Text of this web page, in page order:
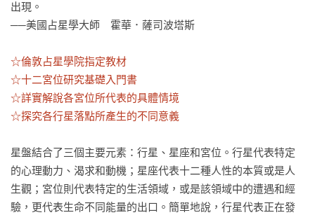
出現。
──美國占星學大師　霍華．薩司波塔斯
☆倫敦占星學院指定教材
☆十二宮位研究基礎入門書
☆詳實解說各宮位所代表的具體情境
☆探究各行星落點所產生的不同意義
星盤結合了三個主要元素：行星、星座和宮位。行星代表特定
的心理動力、渴求和動機；星座代表十二種人性的本質或是人
生觀；宮位則代表特定的生活領域，或是該領域中的遭遇和經
驗，更代表生命不同能量的出口。簡單地說，行星代表正在發